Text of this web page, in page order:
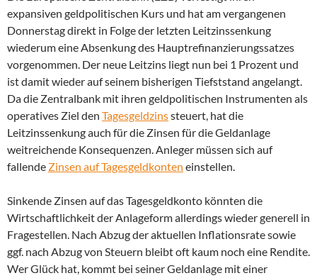
expansiven geldpolitischen Kurs und hat am vergangenen
Donnerstag direkt in Folge der letzten Leitzinssenkung
wiederum eine Absenkung des Hauptrefinanzierungssatzes
vorgenommen. Der neue Leitzins liegt nun bei 1 Prozent und
ist damit wieder auf seinem bisherigen Tiefststand angelangt.
Da die Zentralbank mit ihren geldpolitischen Instrumenten als
operatives Ziel den Tagesgeldzinssteuert, hat die
Leitzinssenkung auch für die Zinsen für die Geldanlage
weitreichende Konsequenzen. Anleger müssen sich auf
fallende Zinsen auf Tagesgeldkonten einstellen.
Sinkende Zinsen auf das Tagesgeldkonto könnten die
Wirtschaftlichkeit der Anlageform allerdings wieder generell in
Fragestellen. Nach Abzug der aktuellen Inflationsrate sowie
ggf. nach Abzug von Steuern bleibt oft kaum noch eine Rendite.
Wer Glück hat, kommt bei seiner Geldanlage mit einer